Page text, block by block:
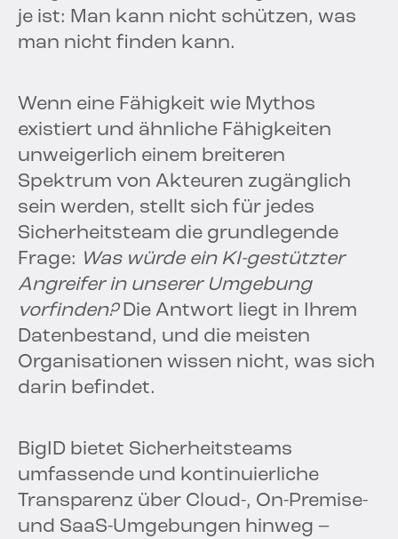
je ist: Man kann nicht schützen, was
man nicht finden kann.
Wenn eine Fähigkeit wie Mythos
existiert und ähnliche Fähigkeiten
unweigerlich einem breiteren
Spektrum von Akteuren zugänglich
sein werden, stellt sich für jedes
Sicherheitsteam die grundlegende
Frage: Was würde ein KI-gestützter
Angreifer in unserer Umgebung
vorfinden?Die Antwort liegt in Ihrem
Datenbestand, und die meisten
Organisationen wissen nicht, was sich
darin befindet.
BigID bietet Sicherheitsteams
umfassende und kontinuierliche
Transparenz über Cloud-, On-Premise-
und SaaS-Umgebungen hinweg –